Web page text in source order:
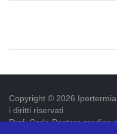
Copyright © 2026
i diritti riservati
Prof. Carlo Pastore medico